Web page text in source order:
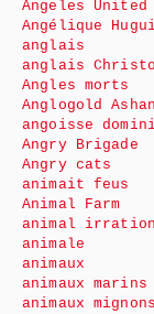
Angeles United
Angélique
anglais
anglais
Angles morts
Anglogold
angoisse
Angry Brigade
Angry cats
animait feus
Animal Farm
animal
animale
animaux
animaux marins
animaux mignons